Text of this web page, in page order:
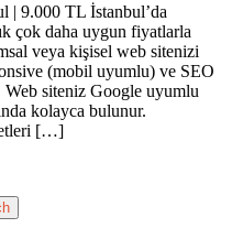
| 9.000 TL İstanbul’da
çok daha uygun fiyatlarla
veya kişisel web sitenizi
(mobil uyumlu) ve SEO
Web siteniz Google uyumlu
kolayca bulunur.
[…]